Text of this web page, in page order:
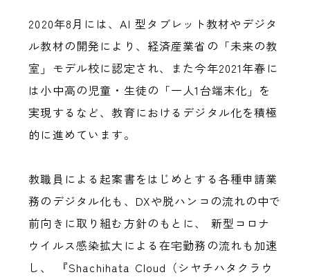
2020年8月には、AI 型タブレット教材やデジタ
ル教材の開発により、経済産業省の「未来の教
室」モデル校に認定され、また今年2021年春に
は小中高の児童・生徒の「一人1台端末化」を
実現するなど、教育におけるデジタル化を積極
的に進めています。
教職員による起案書をはじめとする各種申請業
務のデジタル化も、DXや脱ハンコの流れの中で
前向きに取り組む方針のもとに、 新型コロナ
ウイルス感染拡大による在宅勤務の流れも加速
し、 『Shachihata Cloud（シヤチハタクラウ